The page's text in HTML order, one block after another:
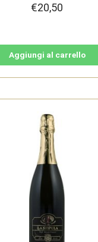
€20,50
Aggiungi al carrello